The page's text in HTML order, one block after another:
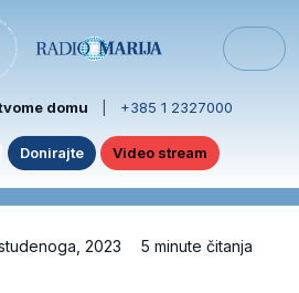
domu +385 1 2327000
Donirajte Video stream
2023 5 minute čitanja